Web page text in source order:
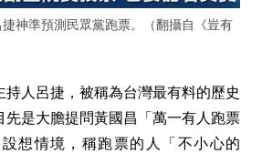
捷神準預測民眾黨跑票。（翻攝自《豈有
人呂捷，被稱為台灣最有料的歷史
先是大膽提問黃國昌「萬一有人跑票
想情境，稱跑票的人「不小心的